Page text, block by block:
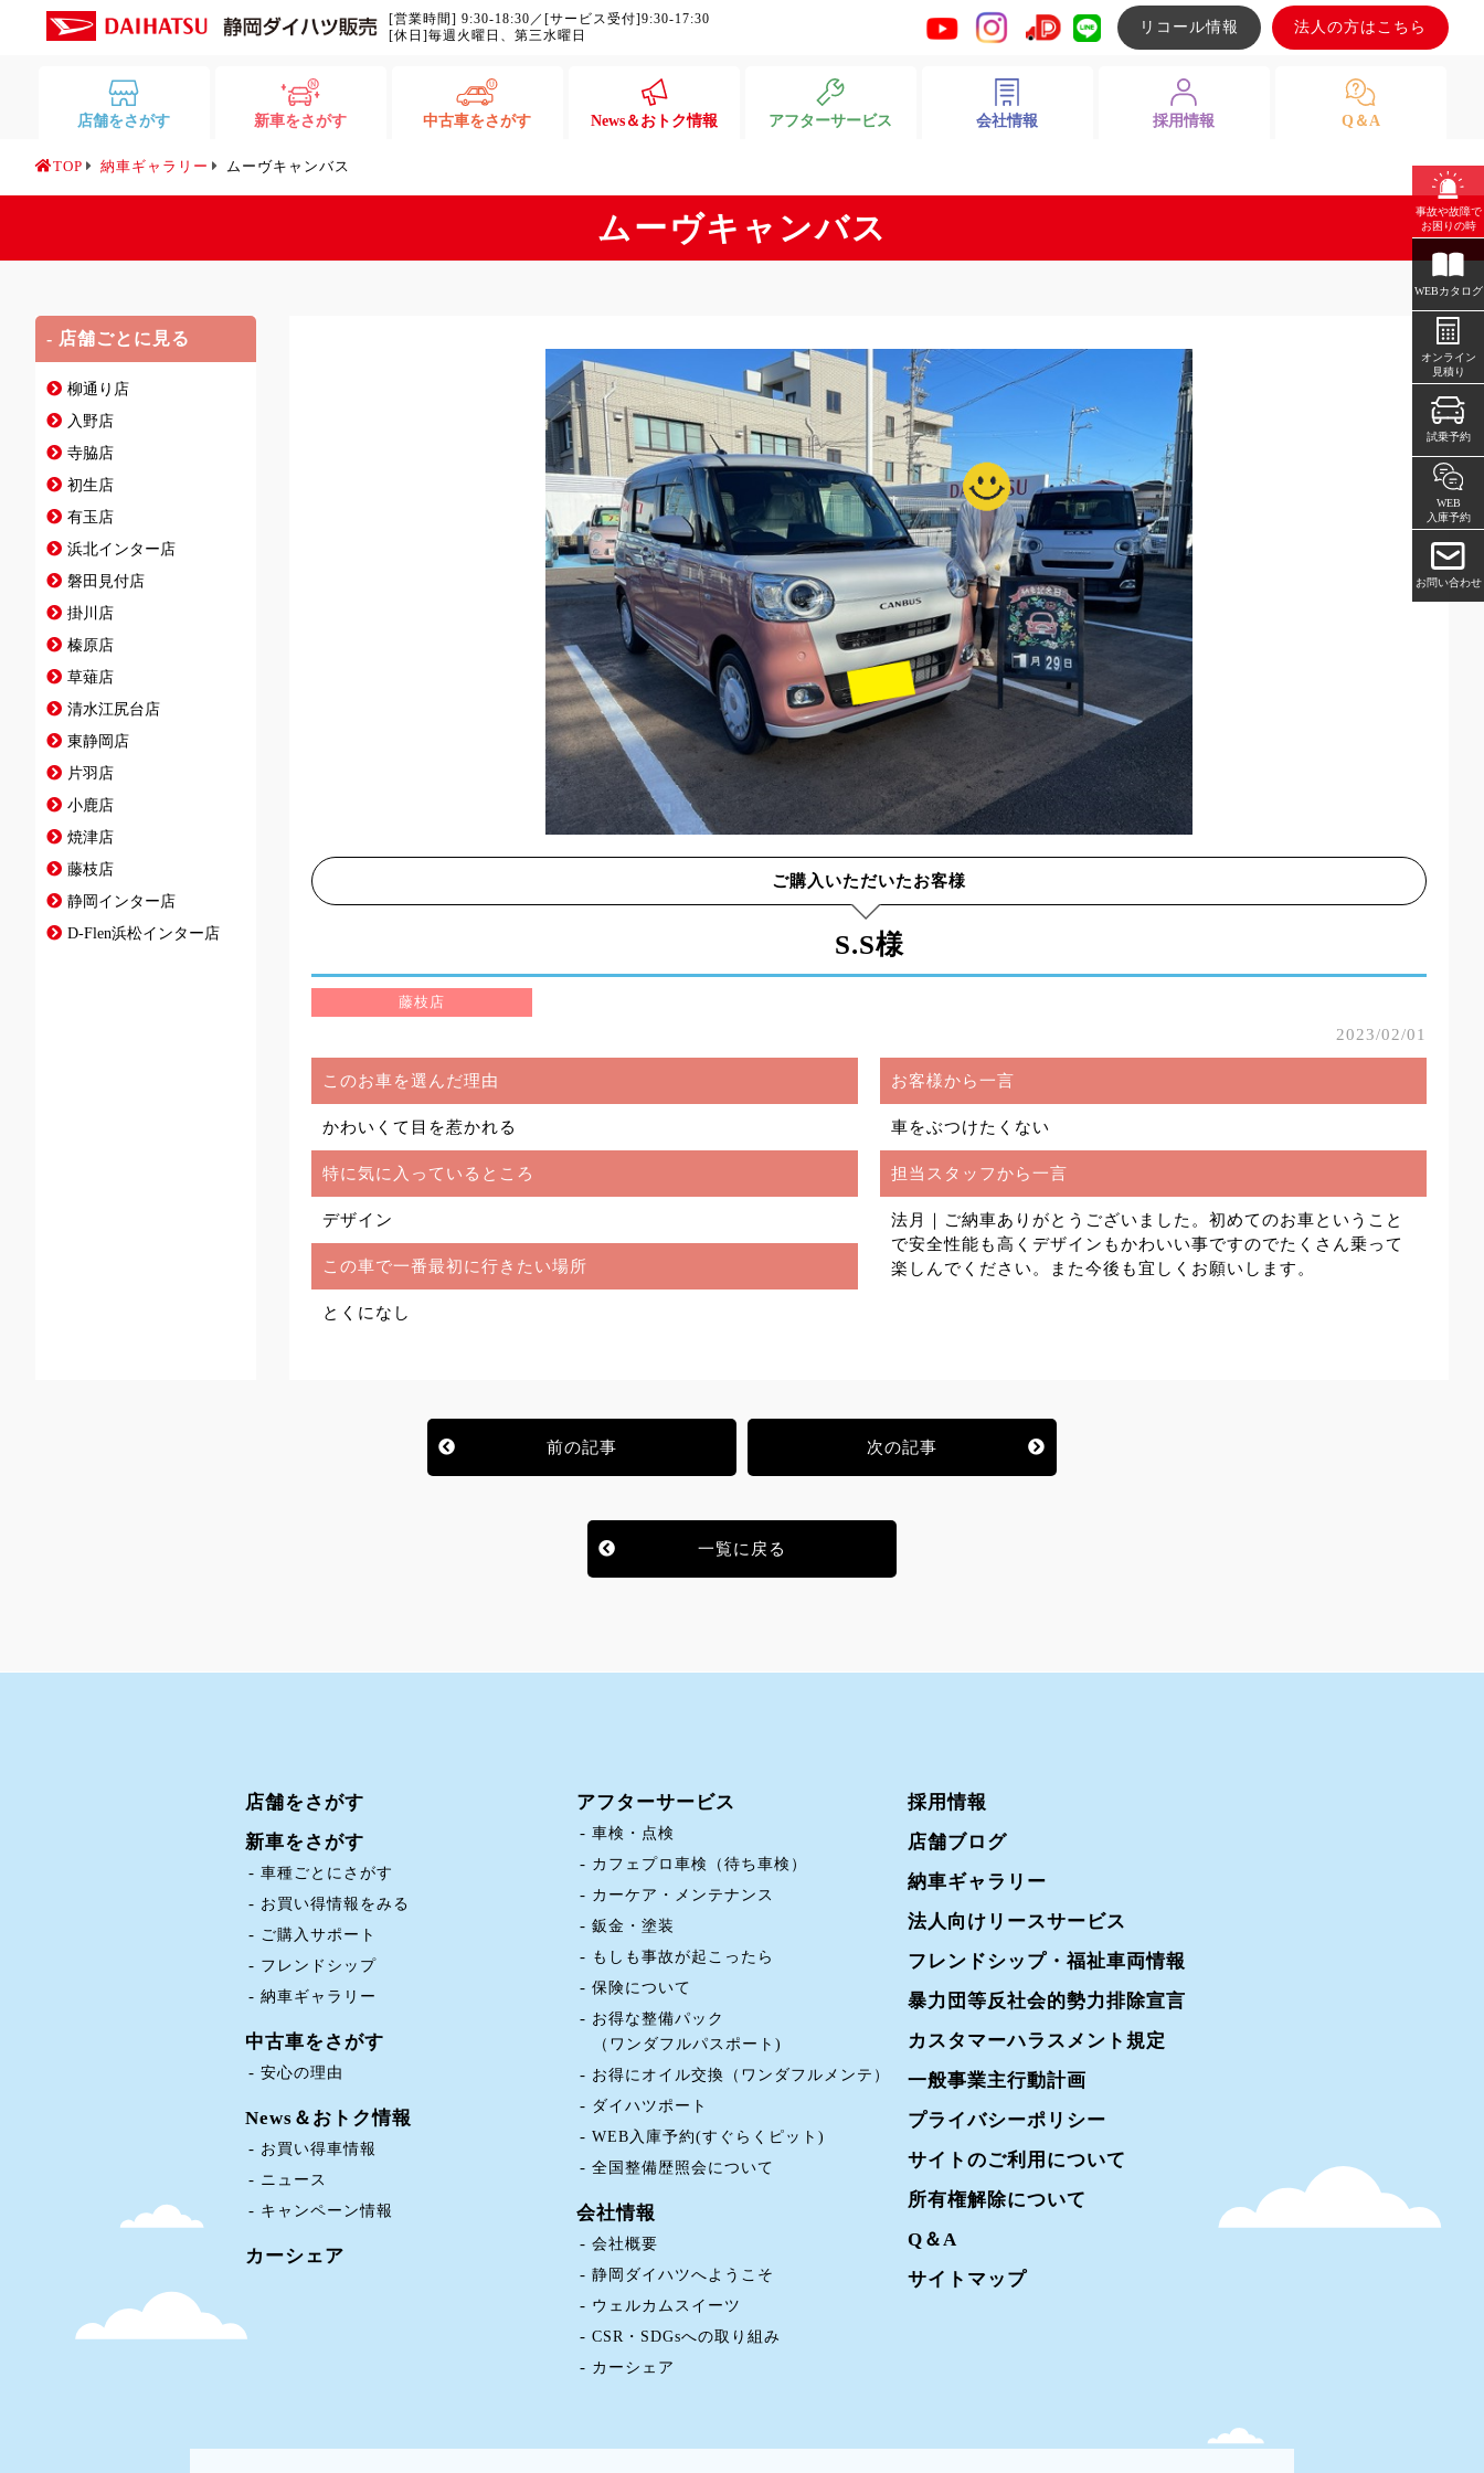
[営業時間] 9:30-18:30／[サービス受付]9:30-17:30
[休日]毎週火曜日、第三水曜日
リコール情報 法人の方はこちら
店舗をさがす 新車をさがす 中古車をさがす News＆おトク情報 アフターサービス 会社情報 採用情報 Q＆A
事故や故障で
お困りの時
WEBカタログ
オンライン
見積り
試乗予約
WEB
入庫予約
お問い合わせ
TOP 納車ギャラリー ムーヴキャンバス
ムーヴキャンバス
- 店舗ごとに見る
柳通り店
入野店
寺脇店
初生店
有玉店
浜北インター店
磐田見付店
掛川店
榛原店
草薙店
清水江尻台店
東静岡店
片羽店
小鹿店
焼津店
藤枝店
静岡インター店
D-Flen浜松インター店
ご購入いただいたお客様
S.S様
藤枝店
2023/02/01
このお車を選んだ理由
かわいくて目を惹かれる
特に気に入っているところ
デザイン
この車で一番最初に行きたい場所
とくになし
お客様から一言
車をぶつけたくない
担当スタッフから一言
法月｜ご納車ありがとうございました。初めてのお車ということ
で安全性能も高くデザインもかわいい事ですのでたくさん乗って
楽しんでください。また今後も宜しくお願いします。
前の記事 次の記事
一覧に戻る
店舗をさがす
新車をさがす
車種ごとにさがす
お買い得情報をみる
ご購入サポート
フレンドシップ
納車ギャラリー
中古車をさがす
安心の理由
News＆おトク情報
お買い得車情報
ニュース
キャンペーン情報
カーシェア
アフターサービス
車検・点検
カフェプロ車検（待ち車検）
カーケア・メンテナンス
鈑金・塗装
もしも事故が起こったら
保険について
お得な整備パック
（ワンダフルパスポート)
お得にオイル交換（ワンダフルメンテ）
ダイハツポート
WEB入庫予約(すぐらくピット)
全国整備歴照会について
会社情報
会社概要
静岡ダイハツへようこそ
ウェルカムスイーツ
CSR・SDGsへの取り組み
カーシェア
採用情報
店舗ブログ
納車ギャラリー
法人向けリースサービス
フレンドシップ・福祉車両情報
暴力団等反社会的勢力排除宣言
カスタマーハラスメント規定
一般事業主行動計画
プライバシーポリシー
サイトのご利用について
所有権解除について
Q＆A
サイトマップ